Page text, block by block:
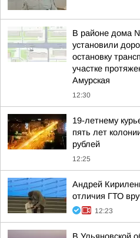
В районе дома
установили
остановку
участке
Амурская
12:30
19-летнему
пять лет
рублей
12:25
Андрей
отличия ГТО
12:23